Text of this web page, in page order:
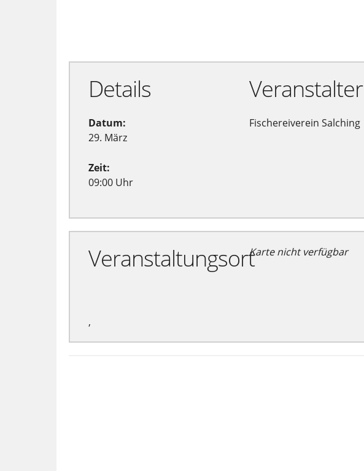
Details
Datum:
29. März
Zeit:
09:00 Uhr
Veranstalter
Fischereiverein Salching
Veranstaltungsort
,
Karte nicht verfügbar